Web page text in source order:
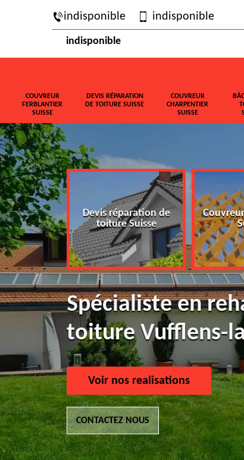
indisponible indisponible
indisponible
COUVREUR
FERBLANTIER
SUISSE
DEVIS RÉPARATION
DE TOITURE SUISSE
COUVREUR
CHARPENTIER
SUISSE
Devis réparation de
toiture Suisse
Spécialiste en
toiture Vufflens-
Voir nos realisations
CONTACTEZ NOUS